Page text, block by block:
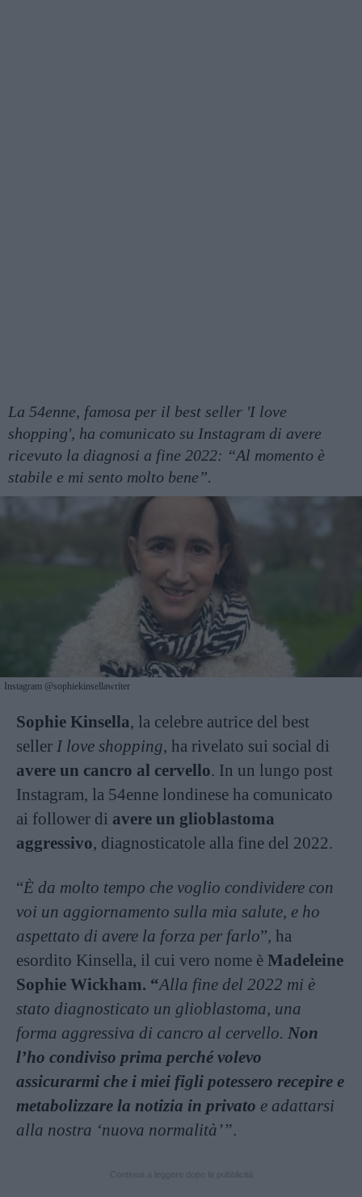
La 54enne, famosa per il best seller 'I love
shopping', ha comunicato su Instagram di avere
ricevuto la diagnosi a fine 2022: “Al momento è
stabile e mi sento molto bene”.
Instagram @sophiekinsellawriter
Sophie Kinsella, la celebre autrice del best
seller I love shopping, ha rivelato sui social di
avere un cancro al cervello. In un lungo post
Instagram, la 54enne londinese ha comunicato
ai follower di avere un glioblastoma
aggressivo, diagnosticatole alla fine del 2022.
“È da molto tempo che voglio condividere con
voi un aggiornamento sulla mia salute, e ho
aspettato di avere la forza per farlo”, ha
esordito Kinsella, il cui vero nome è Madeleine
Sophie Wickham. “Alla fine del 2022 mi è
stato diagnosticato un glioblastoma, una
forma aggressiva di cancro al cervello. Non
l’ho condiviso prima perché volevo
assicurarmi che i miei figli potessero recepire e
metabolizzare la notizia in privato e adattarsi
alla nostra ‘nuova normalità’”.